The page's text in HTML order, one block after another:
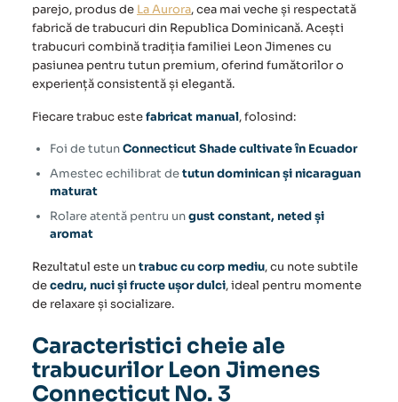
parejo, produs de La Aurora, cea mai veche și respectată
fabrică de trabucuri din Republica Dominicană. Acești
trabucuri combină tradiția familiei Leon Jimenes cu
pasiunea pentru tutun premium, oferind fumătorilor o
experiență consistentă și elegantă.
Fiecare trabuc estefabricat manual, folosind:
Foi de tutunConnecticut Shade cultivate în Ecuador
Amestec echilibrat detutun dominican și nicaraguan
maturat
Rolare atentă pentru ungust constant, neted și
aromat
Rezultatul este untrabuc cu corp mediu, cu note subtile
decedru, nuci și fructe ușor dulci, ideal pentru momente
de relaxare și socializare.
Caracteristici cheie ale
trabucurilor Leon Jimenes
Connecticut No. 3